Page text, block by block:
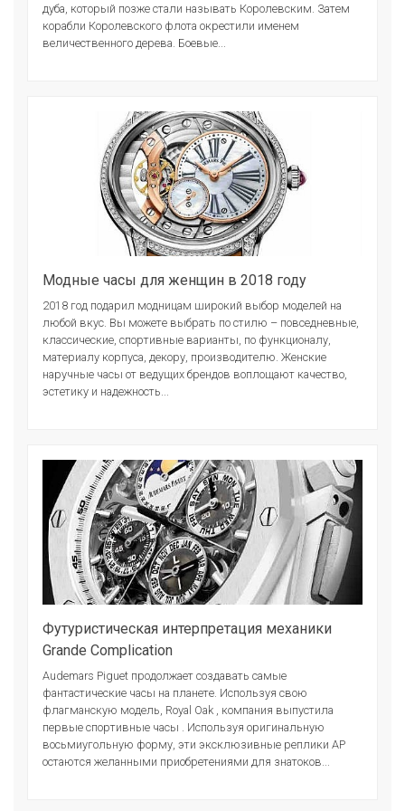
дуба, который позже стали называть Королевским. Затем
корабли Королевского флота окрестили именем
величественного дерева. Боевые...
Модные часы для женщин в 2018 году
2018 год подарил модницам широкий выбор моделей на
любой вкус. Вы можете выбрать по стилю – повседневные,
классические, спортивные варианты, по функционалу,
материалу корпуса, декору, производителю. Женские
наручные часы от ведущих брендов воплощают качество,
эстетику и надежность...
Футуристическая интерпретация механики
Grande Complication
Audemars Piguet продолжает создавать самые
фантастические часы на планете. Используя свою
флагманскую модель, Royal Oak , компания выпустила
первые спортивные часы . Используя оригинальную
восьмиугольную форму, эти эксклюзивные реплики AP
остаются желанными приобретениями для знатоков...